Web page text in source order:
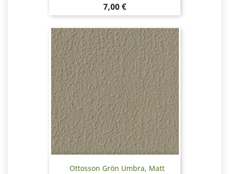
Pris
7,00 €
Ottosson Grön Umbra, Matt